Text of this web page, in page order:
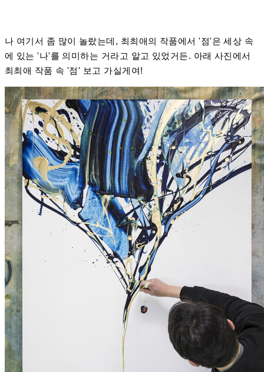
나 여기서 좀 많이 놀랐는데, 최최애의 작품에서 '점'은 세상 속
에 있는 '나'를 의미하는 거라고 알고 있었거든. 아래 사진에서
최최애 작품 속 '점' 보고 가실게여!